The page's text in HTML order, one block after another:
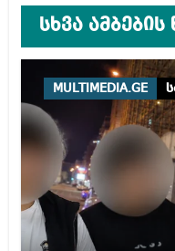
სხვა ამბების
MULTIMEDIA.GE